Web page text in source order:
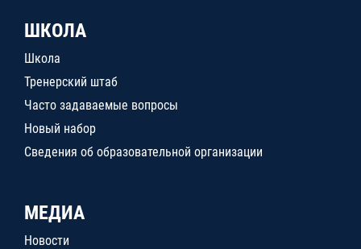
ШКОЛА
Школа
Тренерский штаб
Часто задаваемые вопросы
Новый набор
Сведения об образовательной организации
МЕДИА
Новости